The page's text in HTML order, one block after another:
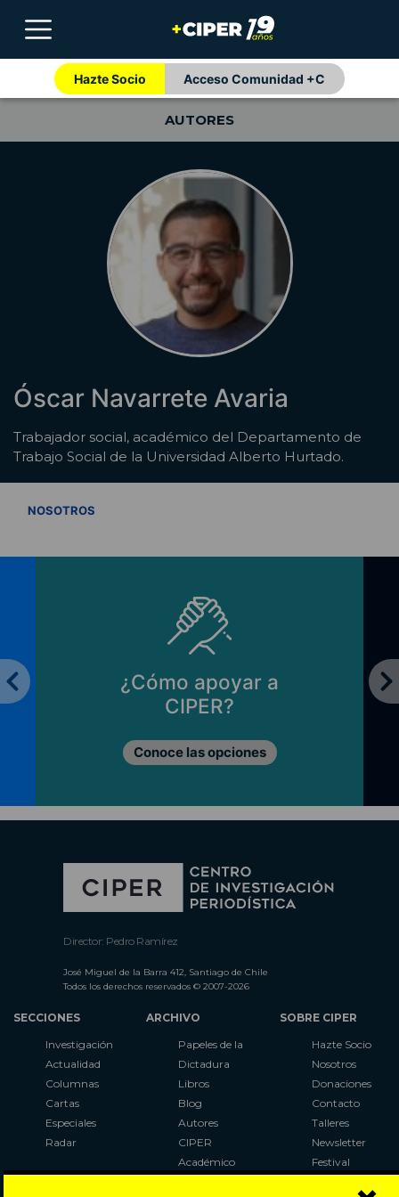
Hazte Socio Acceso Comunidad +C
AUTORES
Óscar Navarrete Avaria
Trabajador social, académico del Departamento de
Trabajo Social de la Universidad Alberto Hurtado.
NOSOTROS
¿Cómo apoyar a
CIPER?
Conoce las opciones
Director: Pedro Ramírez
José Miguel de la Barra 412, Santiago de Chile
Todos los derechos reservados © 2007-2026
SECCIONES
Investigación
Actualidad
Columnas
Cartas
Especiales
Radar
ARCHIVO
Papeles de la
Dictadura
Libros
Blog
Autores
CIPER
Académico
SOBRE CIPER
Hazte Socio
Nosotros
Donaciones
Contacto
Talleres
Newsletter
Festival